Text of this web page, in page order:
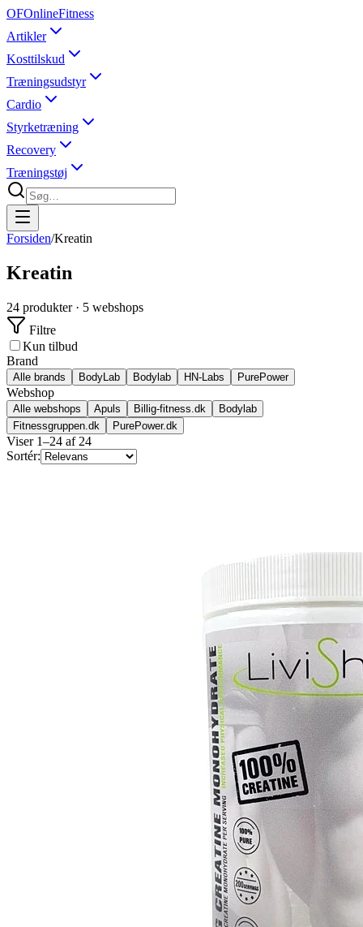
OFOnlineFitness
Artikler
Kosttilskud
Træningsudstyr
Cardio
Styrketræning
Recovery
Træningstøj
Forsiden/Kreatin
Kreatin
24 produkter · 5 webshops
Filtre
Kun tilbud
Brand
Alle brands BodyLab Bodylab HN-Labs PurePower
Webshop
Alle webshops Apuls Billig-fitness.dk
Bodylab
Fitnessgruppen.dk
PurePower.dk
Viser 1–24 af 24
Sortér: